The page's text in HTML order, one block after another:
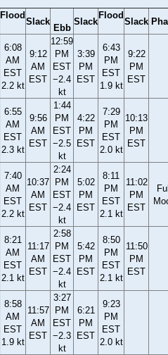
Flood
Slack
Ebb
Slack
Flood
Slack
6:08
AM
EST
2.2 kt
9:12
AM
EST
12:59
PM
EST
−2.4
kt
3:39
PM
EST
6:43
PM
EST
1.9 kt
9:22
PM
EST
6:55
AM
EST
2.3 kt
9:56
AM
EST
1:44
PM
EST
−2.5
kt
4:22
PM
EST
7:29
PM
EST
2.0 kt
10:13
PM
EST
7:40
AM
EST
2.2 kt
10:37
AM
EST
2:24
PM
EST
−2.4
kt
5:02
PM
EST
8:11
PM
EST
2.1 kt
11:02
PM
EST
8:21
AM
EST
2.1 kt
11:17
AM
EST
2:58
PM
EST
−2.4
kt
5:42
PM
EST
8:50
PM
EST
2.1 kt
11:50
PM
EST
8:58
AM
EST
1.9 kt
11:57
AM
EST
3:27
PM
EST
−2.3
kt
6:21
PM
EST
9:23
PM
EST
2.0 kt